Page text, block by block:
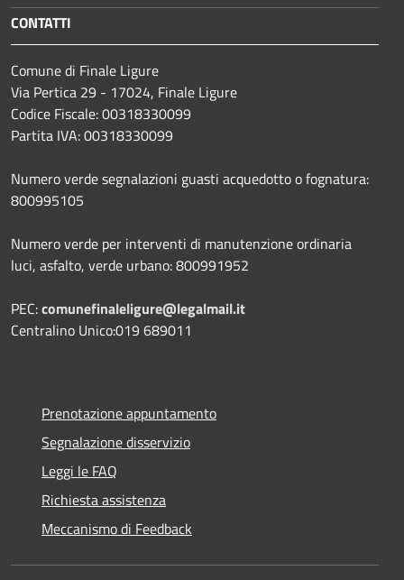
CONTATTI
Comune di Finale Ligure
Via Pertica 29 - 17024, Finale Ligure
Codice Fiscale: 00318330099
Partita IVA: 00318330099
Numero verde segnalazioni guasti acquedotto o fognatura:
800995105
Numero verde per interventi di manutenzione ordinaria
luci, asfalto, verde urbano: 800991952
PEC:comunefinaleligure@legalmail.it
Centralino Unico:019 689011
Prenotazione appuntamento
Segnalazione disservizio
Leggi le FAQ
Richiesta assistenza
Meccanismo di Feedback